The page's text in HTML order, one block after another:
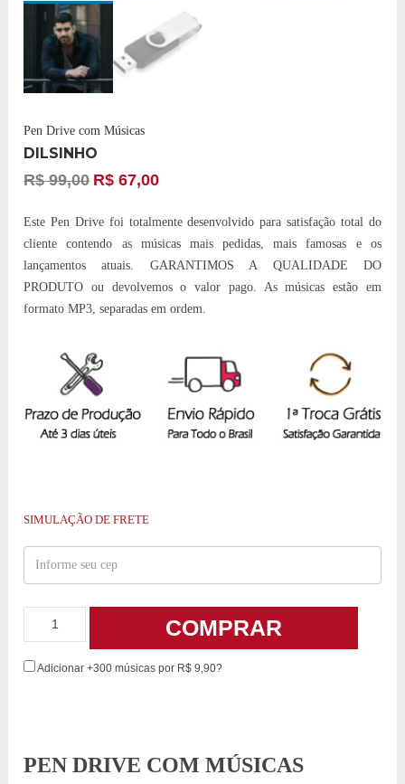
Pen Drive com Músicas
DILSINHO
R$99,00 R$ 67,00
Este Pen Drive foi totalmente desenvolvido para satisfação total do
cliente contendo as músicas mais pedidas, mais famosas e os
lançamentos atuais. GARANTIMOS A QUALIDADE DO
PRODUTO ou devolvemos o valor pago. As músicas estão em
formato MP3, separadas em ordem.
SIMULAÇÃO DE FRETE
COMPRAR
Adicionar +300 músicas por R$ 9,90?
PEN DRIVE COM MÚSICAS